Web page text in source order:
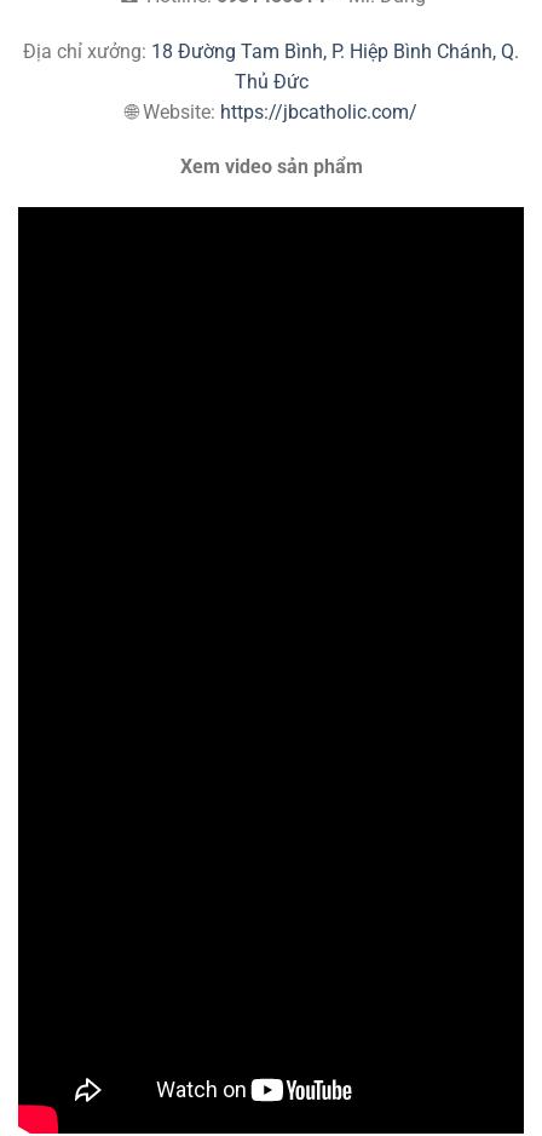
Địa chỉ xưởng: 18 Đường Tam Bình, P. Hiệp Bình Chánh, Q.
Thủ Đức
🌐 Website: https://jbcatholic.com/
Xem video sản phẩm